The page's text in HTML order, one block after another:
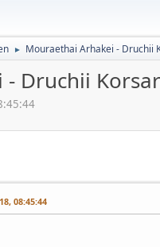
► Mouraethai Arhakei - Druchii
Druchii
08:45:44